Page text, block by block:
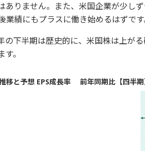
ありません。また、米国企業が少し
績にもプラスに働き始めるはずです
の下半期は歴史的に、米国株は上が
。
移と予想 EPS成長率 前年同期比【四半